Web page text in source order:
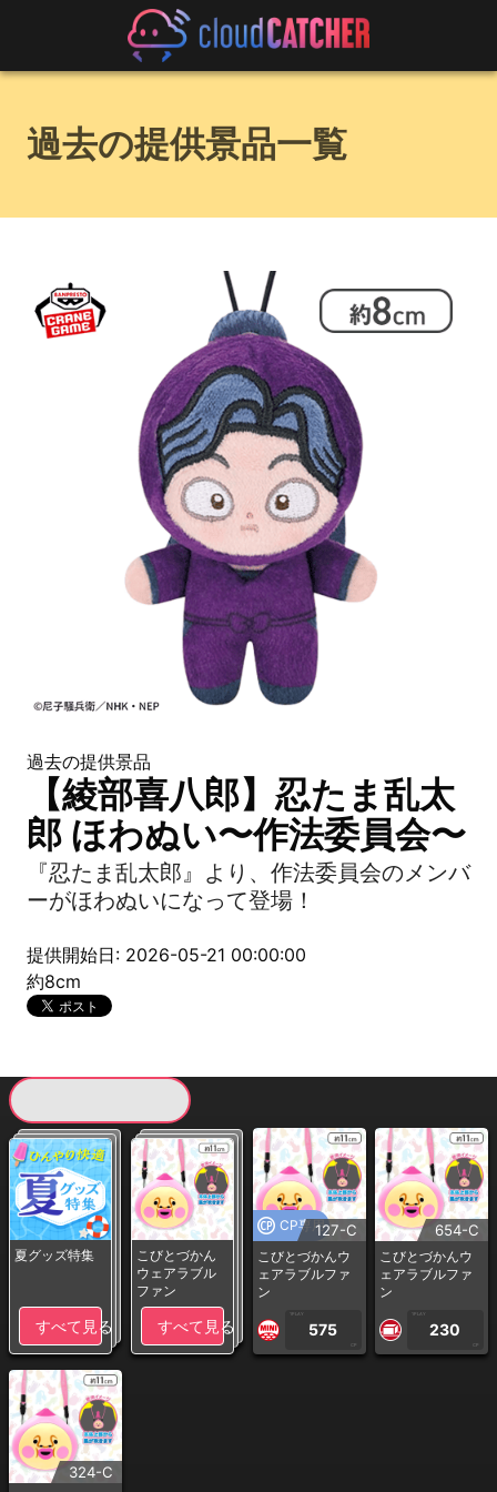
過去の提供景品一覧
過去の提供景品
【綾部喜八郎】忍たま乱太
郎 ほわぬい〜作法委員会〜
『忍たま乱太郎』より、作法委員会のメンバ
ーがほわぬいになって登場！
提供開始日: 2026-05-21 00:00:00
約8cm
夏グッズ特集
すべて見る
こびとづかん
ウェアラブル
ファン
すべて見る
CP専用127-C
こびとづかんウ
ェアラブルファ
ン
1PLAY
575
CP
654-C
こびとづかんウ
ェアラブルファ
ン
1PLAY
230
CP
324-C